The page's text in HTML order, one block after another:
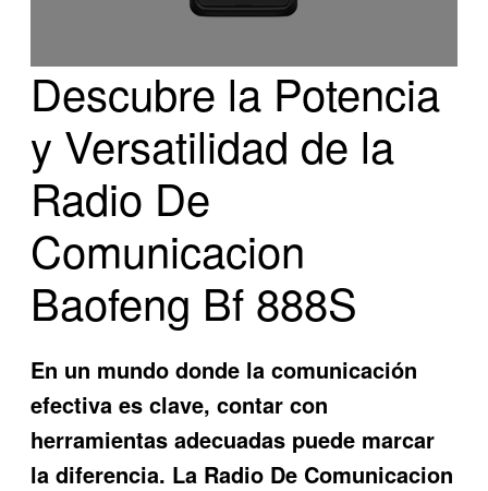
Descubre la Potencia
y Versatilidad de la
Radio De
Comunicacion
Baofeng Bf 888S
En un mundo donde la comunicación
efectiva es clave, contar con
herramientas adecuadas puede marcar
la diferencia. La Radio De Comunicacion